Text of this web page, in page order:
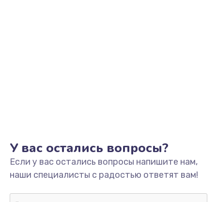
Заказать
Устранение ошибок
У вас остались вопросы?
Если у вас остались вопросы напишите нам,
наши специалисты с радостью ответят вам!